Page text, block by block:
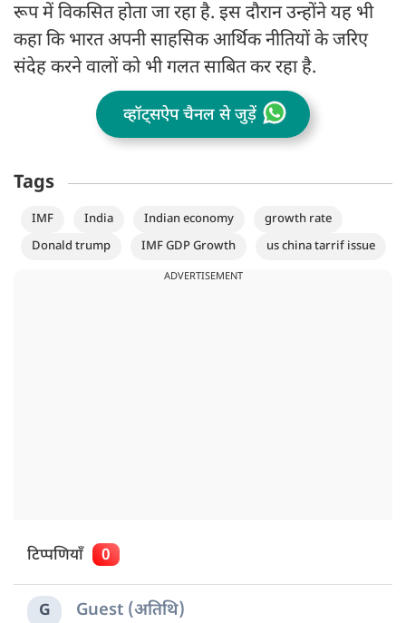
रूप में विकसित होता जा रहा है. इस दौरान उन्होंने यह भी
कहा कि भारत अपनी साहसिक आर्थिक नीतियों के जरिए
संदेह करने वालों को भी गलत साबित कर रहा है.
व्हॉट्सऐप चैनल से जुड़ें
Tags
IMF India Indian economy
growth rate
Donald trump
IMF GDP Growth us china tarrif issue
ADVERTISEMENT
टिप्पणियाँ 0
G Guest (अतिथि)